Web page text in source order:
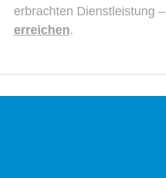
erbrachten Dienstleistung –
erreichen.